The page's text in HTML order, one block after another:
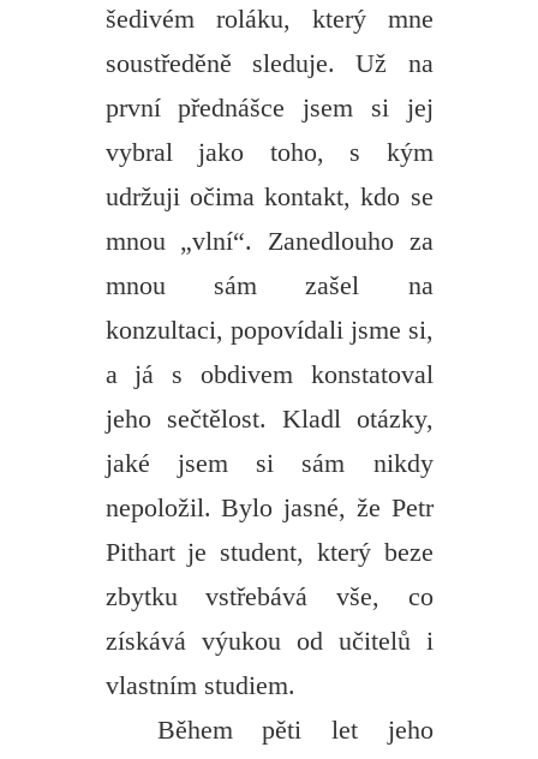
šedivém roláku, který mne
soustředěně sleduje. Už na
první přednášce jsem si jej
vybral jako toho, s kým
udržuji očima kontakt, kdo se
mnou „vlní“. Zanedlouho za
mnou sám zašel na
konzultaci, popovídali jsme si,
a já s obdivem konstatoval
jeho sečtělost. Kladl otázky,
jaké jsem si sám nikdy
nepoložil. Bylo jasné, že Petr
Pithart je student, který beze
zbytku vstřebává vše, co
získává výukou od učitelů i
vlastním studiem.
Během pěti let jeho